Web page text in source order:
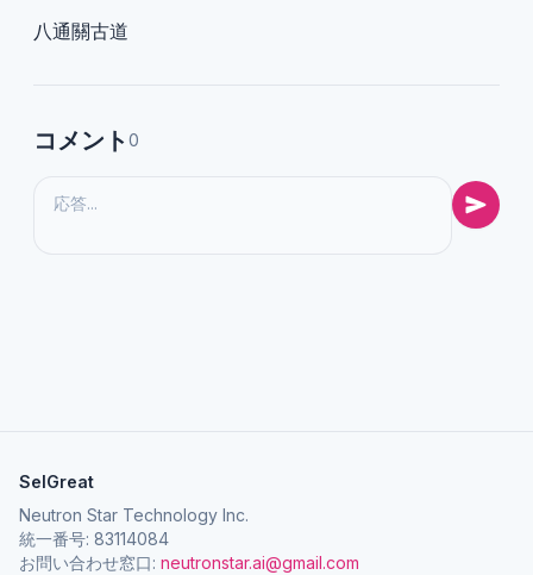
八通關古道
コメント 0
SelGreat
Neutron Star Technology Inc.
統一番号: 83114084
お問い合わせ窓口: neutronstar.ai@gmail.com